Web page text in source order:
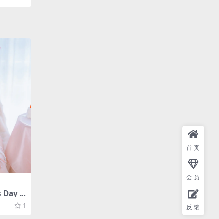
Day 2
1
首页
会员
反馈